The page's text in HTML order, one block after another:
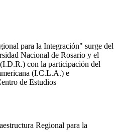
para la Integración" surge del
Nacional de Rosario y el
con la participación del
(I.C.L.A.) e
de Estudios
Regional para la